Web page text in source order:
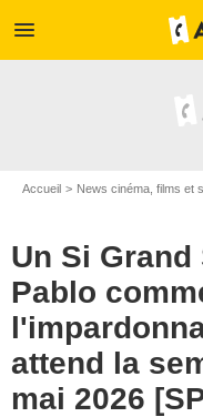
menu
Accueil News cinéma, films et
Un Si
Pablo
attend la
mai 2026